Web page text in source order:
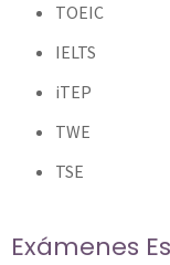
TOEIC
IELTS
iTEP
TWE
TSE
Exámenes